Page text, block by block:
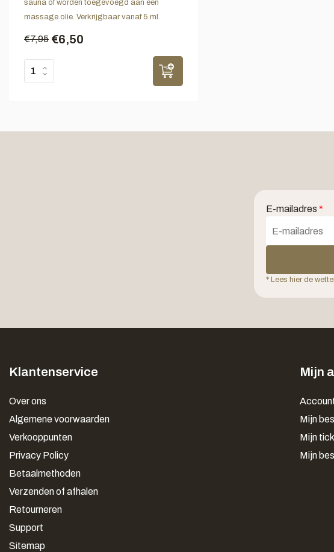
sauna of worden toegevoegd aan een
massage olie. Verkrijgbaar vanaf 5 ml.
€7,95 €6,50
E-mailadres *
* Lees hier de
Klantenservice
Over ons
Algemene voorwaarden
Verkooppunten
Privacy Policy
Betaalmethoden
Verzenden of afhalen
Retourneren
Support
Sitemap
Mijn
Mijn
Mijn
Mijn